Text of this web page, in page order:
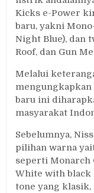
Kicks e-Power
baru, yakni
Night Blue), dan
Roof, dan Gun
Melalui
mengungkapkan
baru ini
masyarakat
Sebelumnya,
pilihan warna
seperti Monarch
White with black
tone yang klasik,